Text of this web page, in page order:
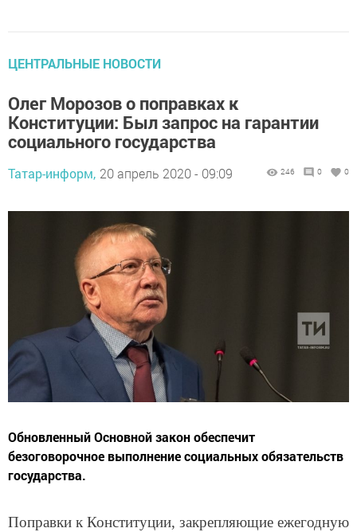
ЦЕНТРАЛЬНЫЕ НОВОСТИ
Олег Морозов о поправках к
Конституции: Был запрос на гарантии
социального государства
Татар-информ, 20 апрель 2020 - 09:09 246 0 0
Обновленный Основной закон обеспечит
безоговорочное выполнение социальных обязательств
государства.
Поправки к Конституции, закрепляющие ежегодную